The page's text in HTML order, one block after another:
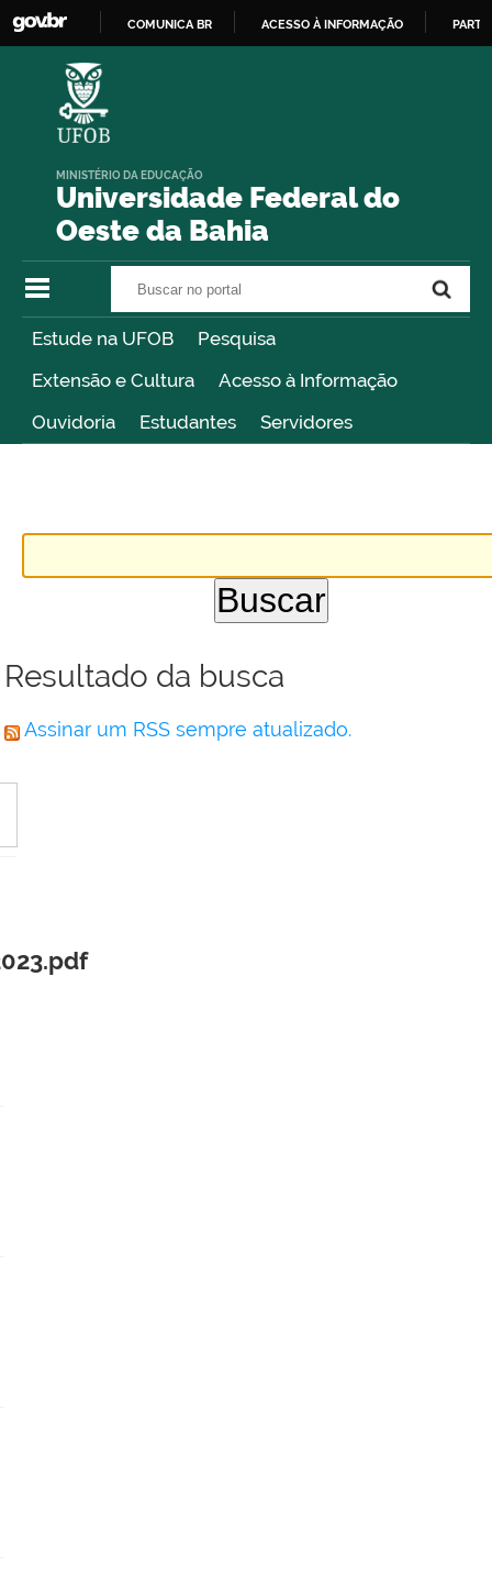
COMUNICA BR ACESSO À INFORMAÇÃO
Universidade Federal do
Oeste da Bahia
MINISTÉRIO DA EDUCAÇÃO
Estude na UFOB
Pesquisa
Extensão e Cultura
Acesso à Informação
Ouvidoria
Estudantes Servidores
Resultado da busca
Assinar um RSS sempre atualizado.